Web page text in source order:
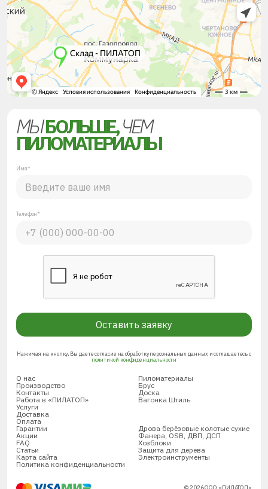
МЫБОЛЬШЕ,ЧЕМ
ПИЛОМАТЕРИАЛЫ
Имя*
Телефон*
Оставить заявку
Нажимая на кнопку, Вы даете согласие на обработку персональных данных и соглашаетесь с
политикой конфиденциальности
О нас
Производство
Контакты
Работа в «ПИЛАТОП»
Услуги
Доставка
Оплата
Гарантии
Акции
FAQ
Статьи
Карта сайта
Политика конфиденциальности
Пиломатериалы
Брус
Доска
Вагонка Штиль
Дрова берёзовые колотые сухие
Фанера, OSB, ДВП, ДСП
Хозблоки
Защита для дерева
Электроинструменты